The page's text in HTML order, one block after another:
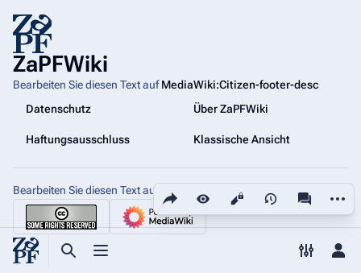
Suche aufrufen
Menü aufrufen Toggle
Diese Seite teilen
Ansichten
ZaPFWiki
Bearbeiten Sie diesen Text aufMediaWiki:Citizen-footer-desc
Datenschutz
Über ZaPFWiki
Haftungsausschluss Klassische Ansicht
Bearbeiten Sie diesen Text auf MediaWiki:Citizen-footer-tagline